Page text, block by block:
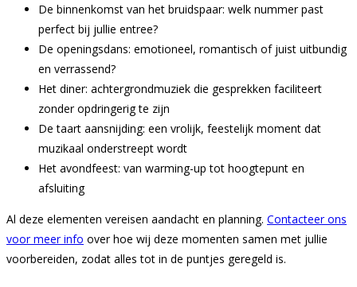
De binnenkomst van het bruidspaar: welk nummer past
perfect bij jullie entree?
De openingsdans: emotioneel, romantisch of juist uitbundig
en verrassend?
Het diner: achtergrondmuziek die gesprekken faciliteert
zonder opdringerig te zijn
De taart aansnijding: een vrolijk, feestelijk moment dat
muzikaal onderstreept wordt
Het avondfeest: van warming-up tot hoogtepunt en
afsluiting
Al deze elementen vereisen aandacht en planning. Contacteer ons
voor meer info over hoe wij deze momenten samen met jullie
voorbereiden, zodat alles tot in de puntjes geregeld is.